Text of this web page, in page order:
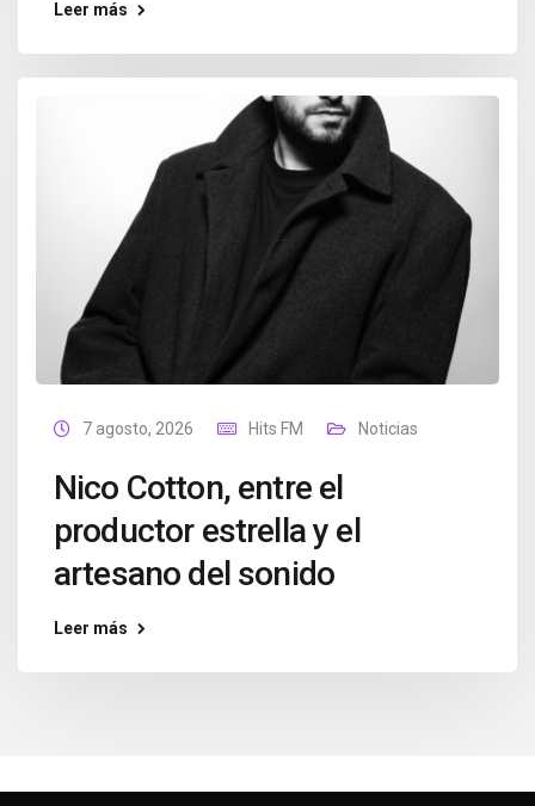
Leer más
7 agosto, 2026 Hits FM Noticias
Nico Cotton, entre el
productor estrella y el
artesano del sonido
Leer más